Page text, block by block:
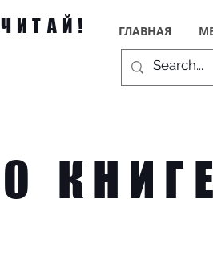
ЧИТАЙ! ГЛАВНАЯ
О КНИГЕ